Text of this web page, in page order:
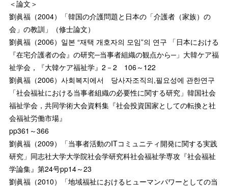
＜論文＞
劉眞福（2004）「韓国の介護問題と日本の「介護者（家族）の
会」の教訓」（修士論文）
劉眞福（2006）일본 “재택 개호자의 모임”의 연구 「日本における
『在宅介護者の会』の研究─当事者組織の観点から─」大韓ケア福
祉学会，『大韓ケア福祉学』2－2 106～122
劉眞福（2006）사회복지에서 당사자조직의,필요성에 관한연구
「社会福祉における当事者組織の必要性に関する研究」韓国社会
福祉学会，共同学術大会資料集『社会投資国家としての転換と社
会福祉労働市場』
pp361～366
劉眞福（2009）「当事者活動のITコミュニティ開発に関する実践
研究」同志社大学大学院社会学研究科社会福祉学専攻『社会福祉
学論集』第24号pp14～23
劉眞福（2010）「地域福祉におけるヒューマンパワーとしての当